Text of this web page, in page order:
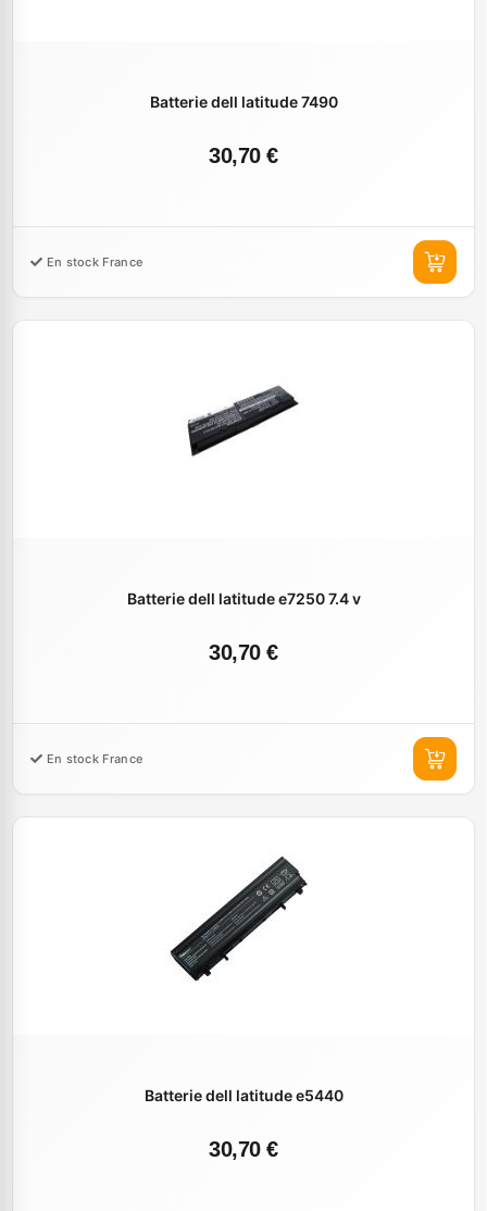
Batterie dell latitude 7490
30,70 €
En stock France
Batterie dell latitude e7250 7.4 v
30,70 €
En stock France
Batterie dell latitude e5440
30,70 €